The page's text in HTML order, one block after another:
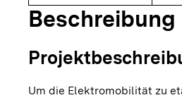
Beschreibung
Um die Elektromobilität zu